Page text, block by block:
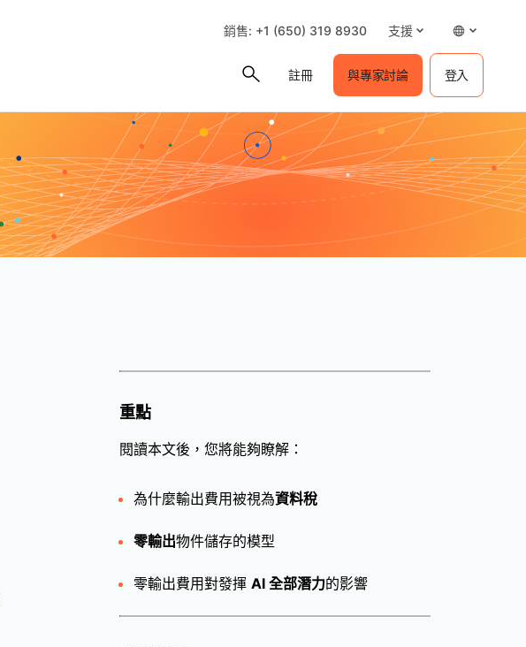
銷售: +1 (650) 319 8930 支援
註冊 與專家討論 登入
重點
閱讀本文後，您將能夠瞭解：
為什麼輸出費用被視為資料稅
零輸出物件儲存的模型
零輸出費用對發揮 AI 全部潛力的影響